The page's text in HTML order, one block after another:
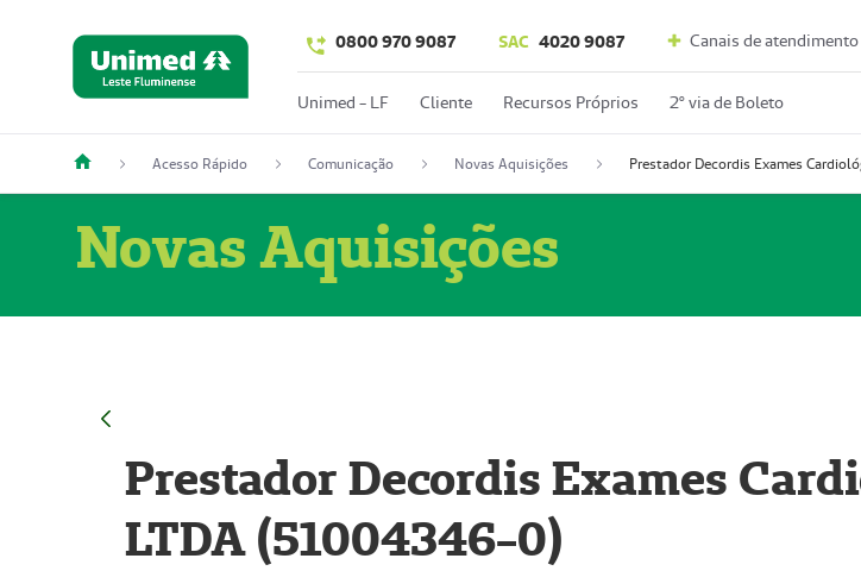
0800 970 9087 SAC 4020 9087 Canais de atendimento
Unimed - LF Cliente Recursos Próprios 2º via de Boleto
Acesso Rápido Comunicação Novas Aquisições
Novas Aquisições
Prestador Decordis Exames
LTDA (51004346-0)